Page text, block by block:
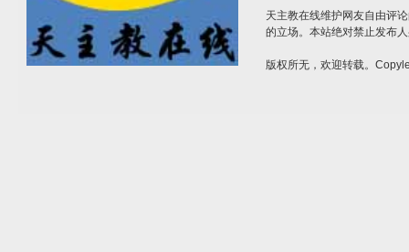
天主教在线维护网友自由评
的立场。本站绝对禁止发布
版权所无，欢迎转载。